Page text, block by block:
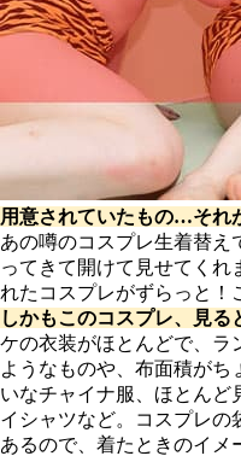
用意されていたもの…それ
あの噂のコスプレ生着替え
ってきて開けて見せてくれ
れたコスプレがずらっと！
しかもこのコスプレ、見る
ケの衣装がほとんどで、ラ
ようなものや、布面積がち
いなチャイナ服、ほとんど
イシャツなど。コスプレの
あるので、着たときのイメ